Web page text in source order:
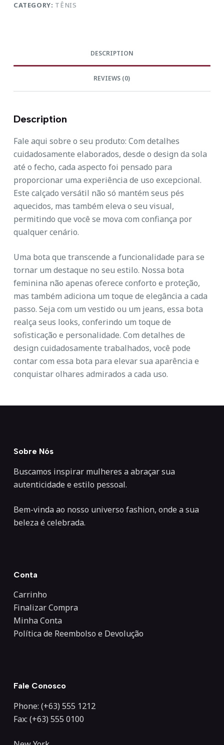
CATEGORY: TÊNIS
DESCRIPTION
REVIEWS (0)
Description
Fale aqui sobre o seu produto: Com detalhes
cuidadosamente elaborados, desde o design da sola
até o fecho, cada aspecto foi pensado para
proporcionar uma experiência de uso excepcional.
Este calçado versátil não só mantém seus pés
aquecidos, mas também eleva o seu visual,
permitindo que você se mova com confiança por
qualquer cenário.
Uma bota que transcende a funcionalidade para se
tornar um destaque no seu estilo. Nossa bota
feminina não apenas oferece conforto e proteção,
mas também adiciona um toque de elegância a cada
passo. Seja com um vestido ou um jeans, essa bota
realça seus looks, conferindo um toque de
sofisticação e personalidade. Com detalhes de
design cuidadosamente trabalhados, você pode
contar com essa bota para elevar sua aparência e
conquistar olhares admirados a cada uso.
Sobre Nós
Buscamos inspirar mulheres a abraçar sua
autenticidade e estilo pessoal.
Bem-vinda ao nosso universo fashion, onde a sua
beleza é celebrada.
Conta
Carrinho
Finalizar Compra
Minha Conta
Política de Reembolso e Devolução
Fale Conosco
Phone: (+63) 555 1212
Fax: (+63) 555 0100